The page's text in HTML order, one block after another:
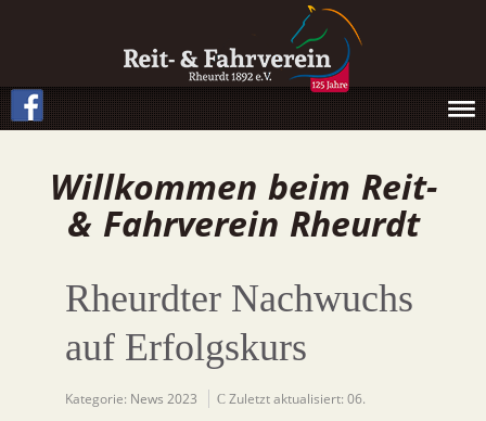
Willkommen beim Reit-
& Fahrverein Rheurdt
Rheurdter Nachwuchs
auf Erfolgskurs
Kategorie: News 2023
Zuletzt aktualisiert: 06.